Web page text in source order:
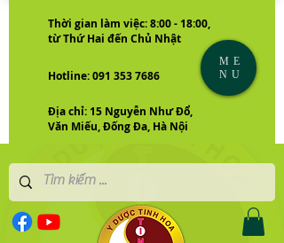
Thời gian làm việc: 8:00 - 18:00,
từ Thứ Hai đến Chủ Nhật
Hotline: 091 353 7686
Địa chỉ: 15 Nguyễn Như Đổ,
Văn Miếu, Đống Đa, Hà Nội
ME
NU